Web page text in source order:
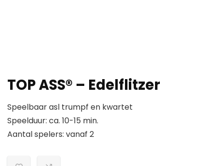
TOP ASS® – Edelflitzer
Speelbaar asl trumpf en kwartet
Speelduur: ca. 10-15 min.
Aantal spelers: vanaf 2